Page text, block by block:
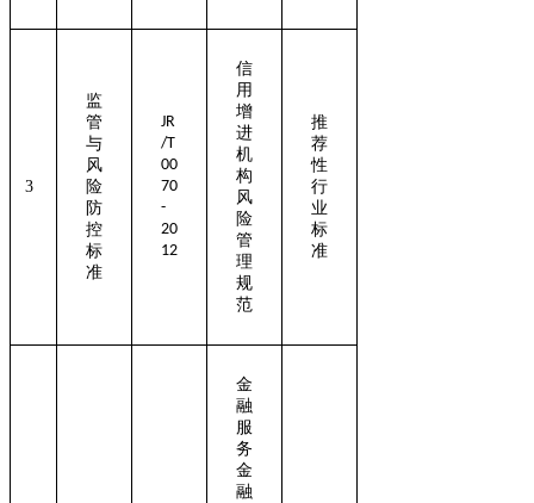
3
监
管
与
风
险
防
控
标
准
JR
/T
00
70
-
20
12
信
用
增
进
机
构
风
险
管
理
规
范
推
荐
性
行
业
标
准
金
融
服
务
金
融